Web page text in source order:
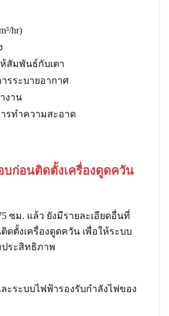
hr)
สัมพันธ์กับเตา
รระบายอากาศ
งาน
รทำความสะอาด
บก่อนติดตั้งเครื่องดูดควัน
ซม. แล้ว ยังมีรายละเอียดอื่นที่
ดตั้งเครื่องดูดควัน เพื่อให้ระบบ
ประสิทธิภาพ
ะระบบไฟฟ้ารองรับกำลังไฟของ